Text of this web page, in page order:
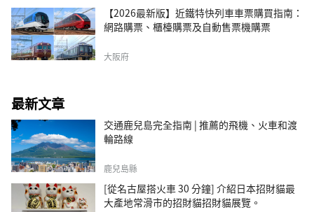
【2026最新版】近鐵特快列車車票購買指南：
網路購票、櫃檯購票及自動售票機購票
大阪府
最新文章
交通鹿兒島完全指南 | 推薦的飛機、火車和渡
輪路線
鹿兒島縣
[從名古屋搭火車 30 分鐘] 介紹日本招財貓最
大產地常滑市的招財貓招財貓展覽。